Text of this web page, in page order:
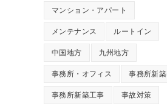
マンション・アパート
メンテナンス ルートイン
中国地方 九州地方
事務所・オフィス 事務所新築
事務所新築工事 事故対策